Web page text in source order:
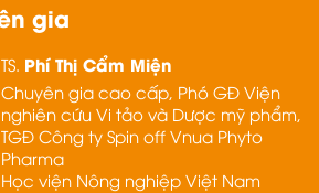
gia
TS. Phí Thị Cẩm Miện
Chuyên gia cao cấp, Phó GĐ Viện
nghiên cứu Vi tảo và Dược mỹ phẩm,
TGĐ Công ty Spin off Vnua Phyto
Pharma
Học viện Nông nghiệp Việt Nam